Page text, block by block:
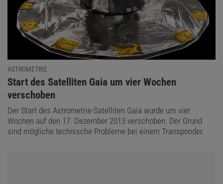
ASTROMETRIE
:
Start des Satelliten Gaia um vier Wochen
verschoben
Der Start des Astrometrie-Satelliten Gaia wurde um vier
Wochen auf den 17. Dezember 2013 verschoben. Der Grund
sind mögliche technische Probleme bei einem Transponder.